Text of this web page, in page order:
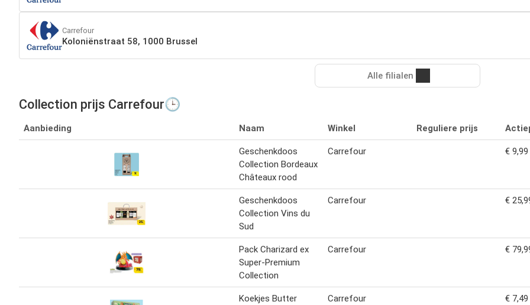
Carrefour
Koloniënstraat 58, 1000 Brussel
Alle filialen
Collection prijs Carrefour🕒
Aanbieding Naam Winkel Reguliere prijs
Geschenkdoos
Collection Bordeaux
Châteaux rood
Carrefour € 9,99
Geschenkdoos
Collection Vins du
Sud
Carrefour €
Pack Charizard ex
Super-Premium
Collection
Carrefour €
Koekjes Butter
Carrefour € 7,49